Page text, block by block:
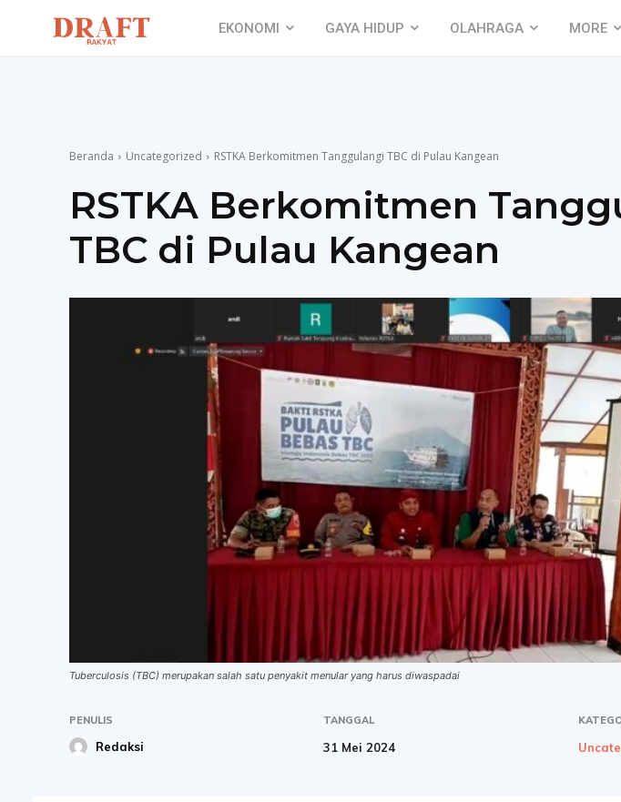
EKONOMI GAYA HIDUP OLAHRAGA MORE
Beranda Uncategorized RSTKA Berkomitmen Tanggulangi TBC di Pulau Kangean
RSTKA Berkomitmen
TBC di Pulau Kangean
Tuberculosis (TBC) merupakan salah satu penyakit menular yang harus diwaspadai
PENULIS
Redaksi
TANGGAL
31 Mei 2024